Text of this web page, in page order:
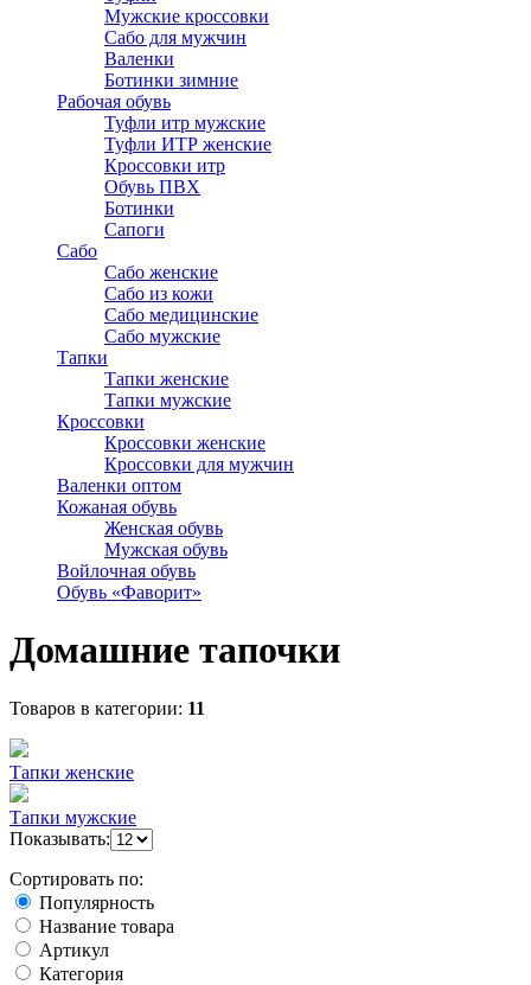
Мужские кроссовки
Сабо для мужчин
Валенки
Ботинки зимние
Рабочая обувь
Туфли итр мужские
Туфли ИТР женские
Кроссовки итр
Обувь ПВХ
Ботинки
Сапоги
Сабо
Сабо женские
Сабо из кожи
Сабо медицинские
Сабо мужские
Тапки
Тапки женские
Тапки мужские
Кроссовки
Кроссовки женские
Кроссовки для мужчин
Валенки оптом
Кожаная обувь
Женская обувь
Мужская обувь
Войлочная обувь
Обувь «Фаворит»
Домашние тапочки
Товаров в категории: 11
Тапки женские
Тапки мужские
Показывать:
Сортировать по:
Популярность
Название товара
Артикул
Категория